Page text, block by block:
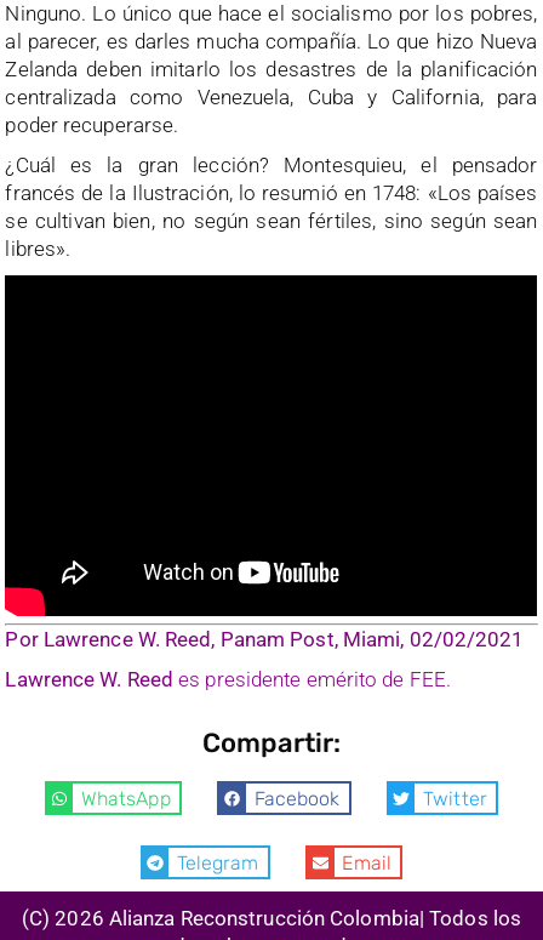
Ninguno. Lo único que hace el socialismo por los pobres,
al parecer, es darles mucha compañía. Lo que hizo Nueva
Zelanda deben imitarlo los desastres de la planificación
centralizada como Venezuela, Cuba y California, para
poder recuperarse.
¿Cuál es la gran lección? Montesquieu, el pensador
francés de la Ilustración, lo resumió en 1748: «Los países
se cultivan bien, no según sean fértiles, sino según sean
libres».
Por Lawrence W. Reed, Panam Post, Miami, 02/02/2021
Lawrence W. Reed es presidente emérito de FEE.
Compartir:
WhatsApp Facebook Twitter
Telegram Email
(C) 2026 Alianza Reconstrucción Colombia| Todos los